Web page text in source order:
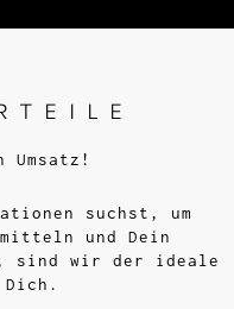
Umsatz!
suchst, um
und Dein
sind wir der ideale